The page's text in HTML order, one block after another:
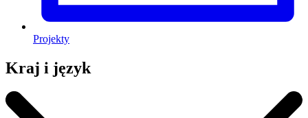
Projekty
Kraj i język